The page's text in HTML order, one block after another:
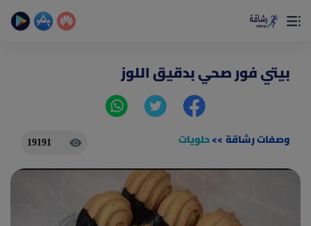
×
حساب الخطوات اليومية _ حساب السعرات _ تمارين منزلية
بيتي فور صحي بدقيق اللوز
وصفات رشاقة>>حلويات 19191